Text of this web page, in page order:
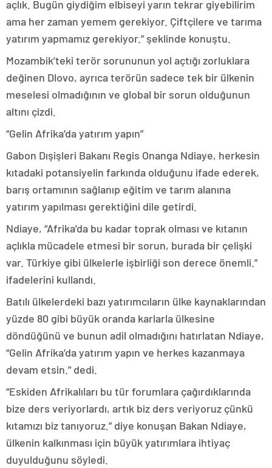
açlık. Bugün giydiğim elbiseyi yarın tekrar giyebilirim
ama her zaman yemem gerekiyor. Çiftçilere ve tarıma
yatırım yapmamız gerekiyor.” şeklinde konuştu.
Mozambik’teki terör sorununun yol açtığı zorluklara
değinen Dlovo, ayrıca terörün sadece tek bir ülkenin
meselesi olmadığının ve global bir sorun olduğunun
altını çizdi.
“Gelin Afrika’da yatırım yapın”
Gabon Dışişleri Bakanı Regis Onanga Ndiaye, herkesin
kıtadaki potansiyelin farkında olduğunu ifade ederek,
barış ortamının sağlanıp eğitim ve tarım alanına
yatırım yapılması gerektiğini dile getirdi.
Ndiaye, “Afrika’da bu kadar toprak olması ve kıtanın
açlıkla mücadele etmesi bir sorun, burada bir çelişki
var. Türkiye gibi ülkelerle işbirliği son derece önemli.”
ifadelerini kullandı.
Batılı ülkelerdeki bazı yatırımcıların ülke kaynaklarından
yüzde 80 gibi büyük oranda karlarla ülkesine
döndüğünü ve bunun adil olmadığını hatırlatan Ndiaye,
“Gelin Afrika’da yatırım yapın ve herkes kazanmaya
devam etsin.” dedi.
“Eskiden Afrikalıları bu tür forumlara çağırdıklarında
bize ders veriyorlardı, artık biz ders veriyoruz çünkü
kıtamızı biz tanıyoruz.” diye konuşan Bakan Ndiaye,
ülkenin kalkınması için büyük yatırımlara ihtiyaç
duyulduğunu söyledi.